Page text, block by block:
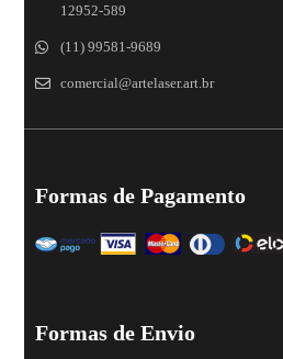
12952-589
(11) 99581-9689
comercial@artelaser.art.br
Formas de Pagamento
Formas de Envio